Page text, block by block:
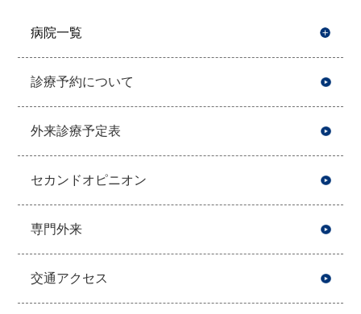
病院一覧
診療予約について
外来診療予定表
セカンドオピニオン
専門外来
交通アクセス